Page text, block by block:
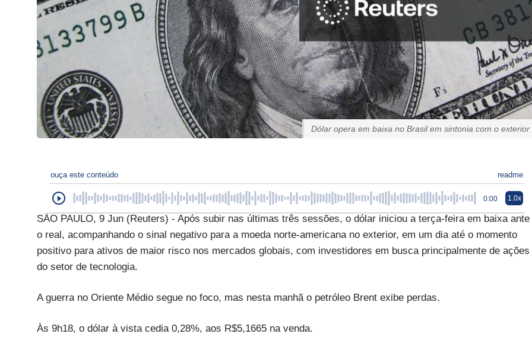
Dólar opera em baixa no Brasil em sintonia com o exterior
ouça este conteúdo readme
0:00 1.0x
SÃO PAULO, 9 Jun (Reuters) - Após subir nas últimas três sessões, o dólar iniciou a terça-feira em baixa ante
o real, acompanhando o sinal negativo para a moeda norte-americana no exterior, em um dia até o momento
positivo para ativos de maior risco nos mercados globais, com investidores em busca principalmente de ações
do setor de tecnologia.
A guerra no Oriente Médio segue no foco, mas nesta manhã o petróleo Brent exibe perdas.
Às 9h18, o dólar à vista cedia 0,28%, aos R$5,1665 na venda.